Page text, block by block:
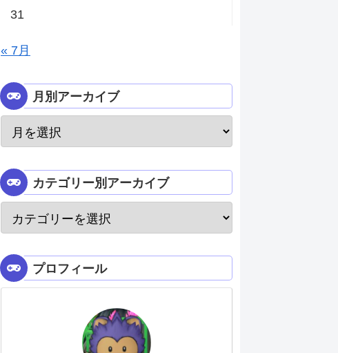
31
« 7月
月別アーカイブ
カテゴリー別アーカイブ
プロフィール